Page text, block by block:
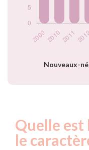
Nouveaux-
Quelle
le